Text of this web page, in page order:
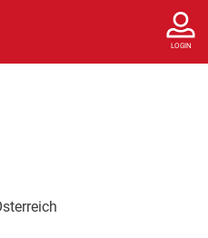
LOGIN